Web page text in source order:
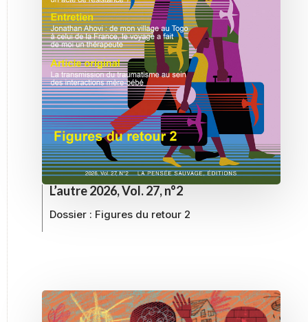
L’autre 2026, Vol. 27, n°2
Dossier : Figures du retour 2